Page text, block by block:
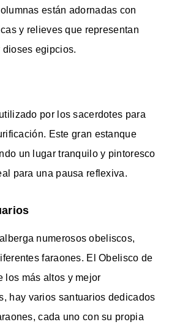
están adornadas con
y relieves que representan
egipcios.
por los sacerdotes para
Este gran estanque
un lugar tranquilo y pintoresco
para una pausa reflexiva.
numerosos obeliscos,
faraones. El Obelisco de
los más altos y mejor
hay varios santuarios dedicados
cada uno con su propia